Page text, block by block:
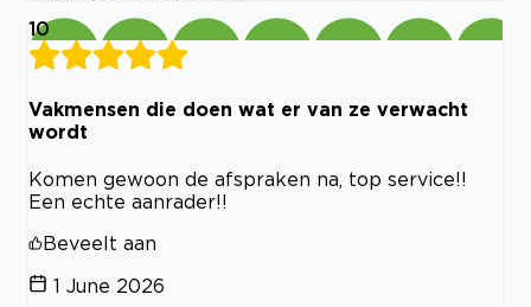
10
Vakmensen die doen wat er van ze verwacht
wordt
Komen gewoon de afspraken na, top service!!
Een echte aanrader!!
Beveelt aan
1 June 2026